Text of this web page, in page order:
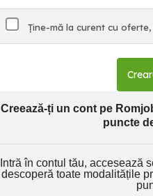
Ține-mă la curent cu
Creează-ți un cont pe
puncte
Intră în contul tău, accesează
descoperă toate modalitățile